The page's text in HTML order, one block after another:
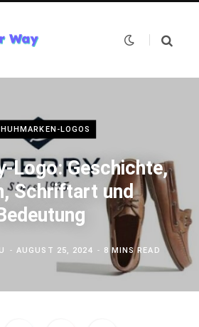
LOGOS
Logo: Geschichte,
Schriftart und
AUGUST 25, 2024 8 MINS READ